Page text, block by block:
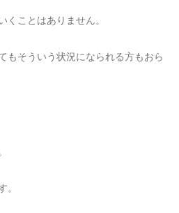
くことはありません。
もそういう状況になられる方もおら
。